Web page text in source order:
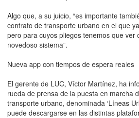
Algo que, a su juicio, “es importante
contrato de transporte urbano en el que
pero para cuyos pliegos tenemos que ver
novedoso sistema”.
Nueva app con tiempos de espera reales
El gerente de LUC, Víctor Martínez, ha
rueda de prensa de la puesta en marcha
transporte urbano, denominada ‘Líneas
puede descargarse en las distintas